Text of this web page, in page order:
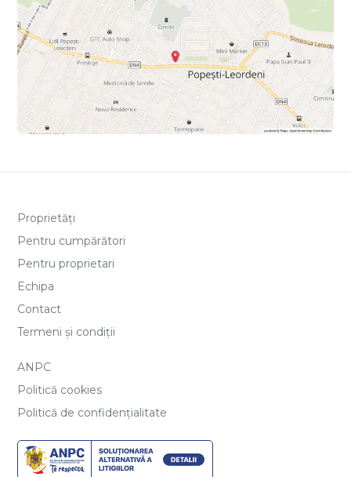
Proprietăți
Pentru cumpărători
Pentru proprietari
Echipa
Contact
Termeni și condiții
ANPC
Politică cookies
Politică de confidențialitate